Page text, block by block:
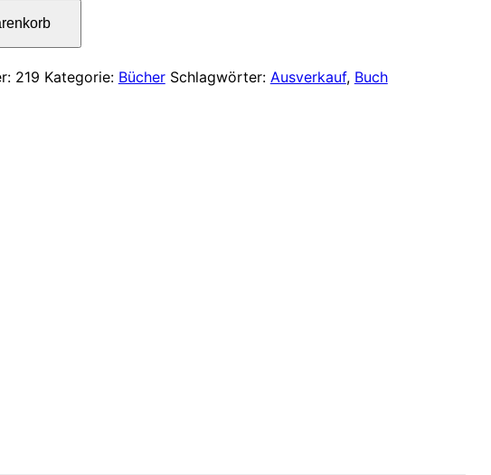
12,00 €
219 Kategorie: Bücher Schlagwörter: Ausverkauf, Buch